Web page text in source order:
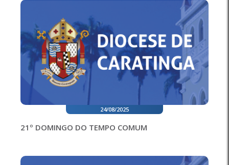
24/08/2025
21º DOMINGO DO TEMPO COMUM